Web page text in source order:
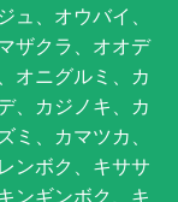
、オウバイ、
ザクラ、オオデ
オニグルミ、カ
、カジノキ、カ
、カマツカ、
ンボク、キササ
ンギンボク、キ